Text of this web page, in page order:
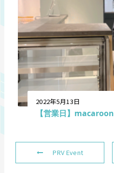
2022年5月13日
【営業日】macaroon
PRV Event